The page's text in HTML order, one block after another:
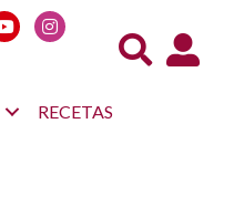
Acceso
RECETAS